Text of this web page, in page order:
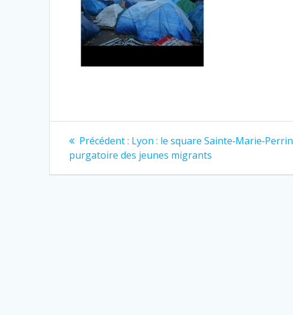
Navigation
de
Précédent : Article
précédent
Lyon : le square
purgatoire des jeunes migrants